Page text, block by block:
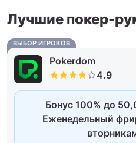
Лучшие покер-
ВЫБОР ИГРОКОВ
Pokerdom
Бонус 100% до
Еженедельный